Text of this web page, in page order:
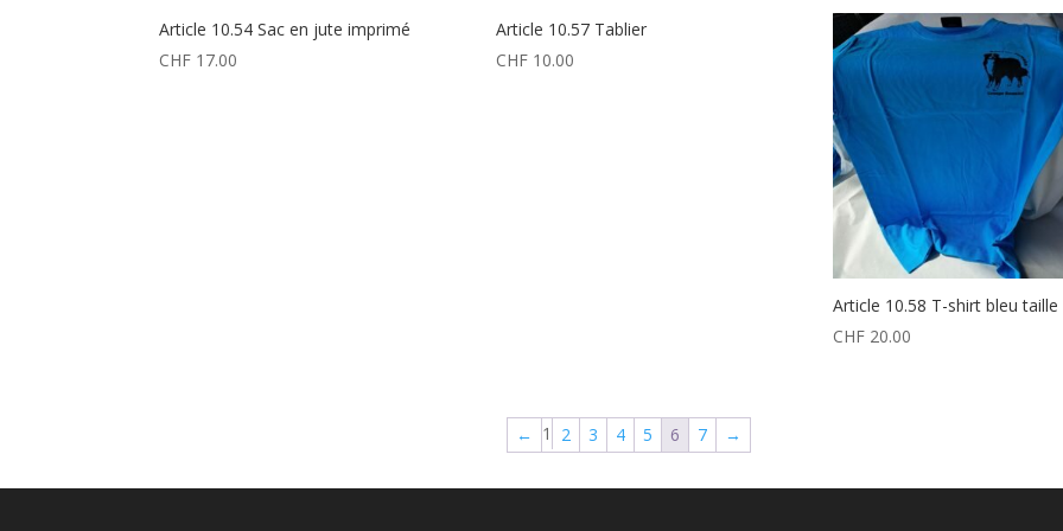
Article 10.54 Sac en jute imprimé
CHF 17.00
Article 10.57 Tablier
CHF10.00
Article 10.58 T-shirt bleu taille
CHF20.00
← 1 2 3 4 5 6 7 →